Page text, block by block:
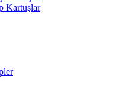
Kartuşlar